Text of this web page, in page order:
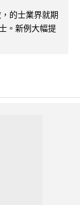
的士業界就期
。新例大幅提